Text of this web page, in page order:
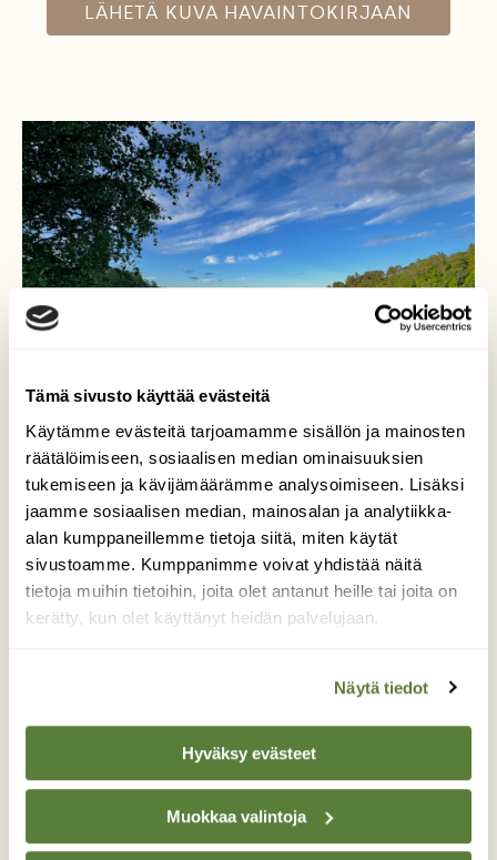
Tämä sivusto käyttää evästeitä
Käytämme evästeitä tarjoamamme sisällön ja mainosten
räätälöimiseen, sosiaalisen median ominaisuuksien
tukemiseen ja kävijämäärämme analysoimiseen. Lisäksi
jaamme sosiaalisen median, mainosalan ja analytiikka-
alan kumppaneillemme tietoja siitä, miten käytät
sivustoamme. Kumppanimme voivat yhdistää näitä
tietoja muihin tietoihin, joita olet antanut heille tai joita on
kerätty, kun olet käyttänyt heidän palvelujaan.
Näytä tiedot
Hyväksy evästeet
Muokkaa valintoja
LÄHETÄ KUVA HAVAINTOKIRJAAN
Aamu Ruissalossa
Aamu Ruissalossa 27.5.2026 Klo:05.55 Turku
TAKAISIN LISTAAN